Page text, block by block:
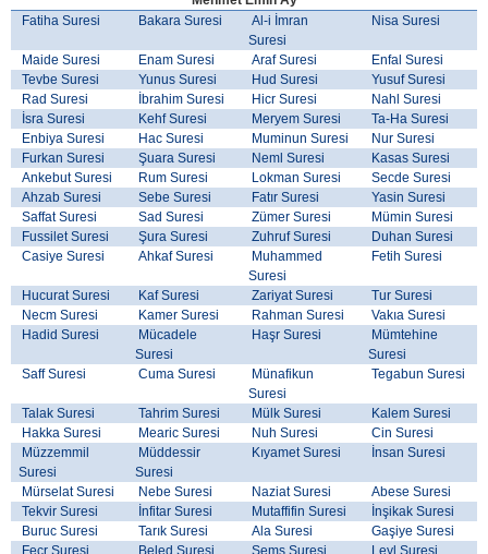
Fatiha Suresi
Bakara Suresi
Al-i İmran
Suresi
Nisa Suresi
Maide Suresi Enam Suresi Araf Suresi
Enfal Suresi
Tevbe Suresi
Yunus Suresi Hud Suresi
Yusuf Suresi
Rad Suresi
İbrahim Suresi Hicr Suresi
Nahl Suresi
İsra Suresi
Kehf Suresi Meryem Suresi
Ta-Ha Suresi
Enbiya Suresi
Hac Suresi Muminun Suresi
Nur Suresi
Furkan Suresi
Şuara Suresi Neml Suresi
Kasas Suresi
Ankebut Suresi
Rum Suresi Lokman Suresi
Secde Suresi
Ahzab Suresi
Sebe Suresi Fatır Suresi
Yasin Suresi
Saffat Suresi
Sad Suresi Zümer Suresi
Mümin Suresi
Fussilet Suresi
Şura Suresi Zuhruf Suresi
Duhan Suresi
Casiye Suresi
Ahkaf Suresi
Muhammed
Suresi
Fetih Suresi
Hucurat Suresi Kaf Suresi Zariyat Suresi
Tur Suresi
Necm Suresi
Kamer Suresi Rahman Suresi
Vakıa Suresi
Hadid Suresi
Mücadele
Suresi
Haşr Suresi
Mümtehine
Suresi
Saff Suresi
Cuma Suresi
Münafikun
Suresi
Tegabun Suresi
Talak Suresi Tahrim Suresi Mülk Suresi
Kalem Suresi
Hakka Suresi
Mearic Suresi Nuh Suresi
Cin Suresi
Müzzemmil
Suresi
Müddessir
Suresi
Kıyamet Suresi İnsan Suresi
Mürselat Suresi Nebe Suresi Naziat Suresi
Abese Suresi
Tekvir Suresi
İnfitar Suresi Mutaffifin Suresi
İnşikak Suresi
Buruc Suresi
Tarık Suresi Ala Suresi
Gaşiye Suresi
Fecr Suresi
Beled Suresi Şems Suresi
Leyl Suresi